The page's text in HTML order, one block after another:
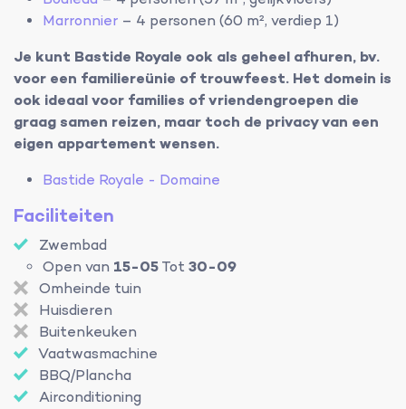
Marronnier – 4 personen (60 m², verdiep 1)
Je kunt Bastide Royale ook als geheel afhuren, bv.
voor een familiereünie of trouwfeest. Het domein is
ook ideaal voor families of vriendengroepen die
graag samen reizen, maar toch de privacy van een
eigen appartement wensen.
Bastide Royale - Domaine
Faciliteiten
Zwembad
Open van 15-05Tot 30-09
Omheinde tuin
Huisdieren
Buitenkeuken
Vaatwasmachine
BBQ/Plancha
Airconditioning